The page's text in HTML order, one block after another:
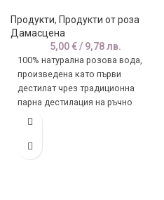
Продукти, Продукти от роза
Дамасцена
5,00 €/ 9,78 лв.
100% натурална розова вода,
произведена като първи
дестилат чрез традиционна
парна дестилация на ръчно
набрани цветове от